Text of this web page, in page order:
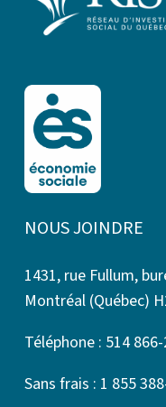
NOUS JOINDRE
1431, rue Fullum,
Montréal (Québec)
Téléphone : 514
Sans frais : 1 855